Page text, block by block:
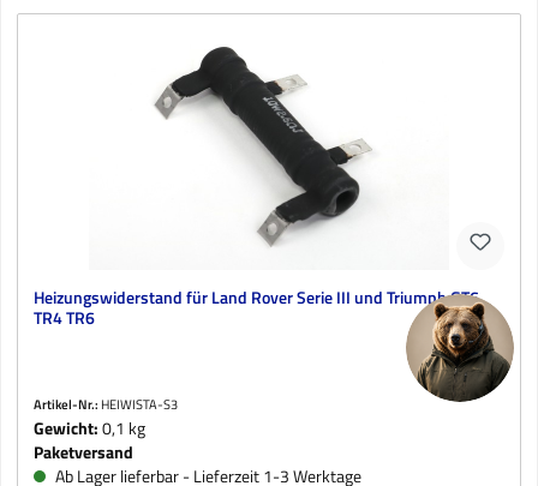
Heizungswiderstand für Land Rover Serie III und Triumph GT6
TR4 TR6
Artikel-Nr.: HEIWISTA-S3
Gewicht:0,1 kg
Paketversand
Ab Lager lieferbar - Lieferzeit 1-3 Werktage